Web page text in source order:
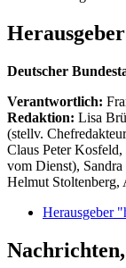
Herausgeber
Deutscher
Verantwortlich:
Redaktion: Lisa
(stellv.
Claus Peter
vom Dienst),
Helmut Stoltenberg,
Herausgeber